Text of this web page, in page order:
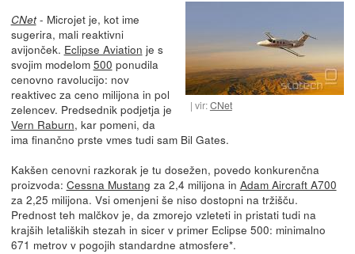
vir:CNet
CNet- Microjet je, kot ime
sugerira, mali reaktivni
avijonček. Eclipse Aviation je s
svojim modelom 500 ponudila
cenovno ravolucijo: nov
reaktivec za ceno milijona in pol
zelencev. Predsednik podjetja je
Vern Raburn, kar pomeni, da
ima finančno prste vmes tudi sam Bil Gates.
Kakšen cenovni razkorak je tu dosežen, povedo konkurenčna
proizvoda: Cessna Mustang za 2,4 milijona in Adam Aircraft A700
za 2,25 milijona. Vsi omenjeni še niso dostopni na tržišču.
Prednost teh malčkov je, da zmorejo vzleteti in pristati tudi na
krajših letaliških stezah in sicer v primer Eclipse 500: minimalno
671 metrov v pogojih standardne atmosfere*.